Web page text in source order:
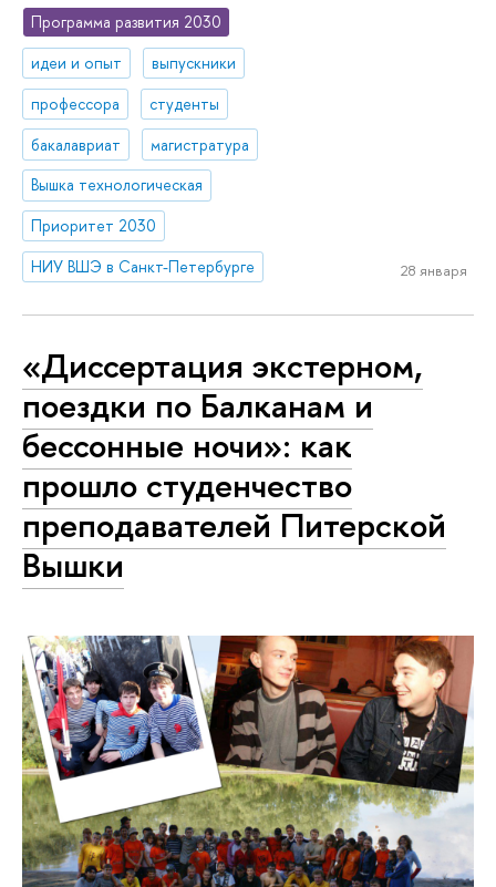
Программа развития 2030
идеи и опыт
выпускники
профессора
студенты
бакалавриат
магистратура
Вышка технологическая
Приоритет 2030
НИУ ВШЭ в Санкт-Петербурге
28 января
«Диссертация экстерном,
поездки по Балканам и
бессонные ночи»: как
прошло студенчество
преподавателей Питерской
Вышки